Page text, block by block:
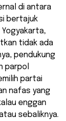
di antara
bertajuk
Yogyakarta,
tidak ada
pendukung
parpol
partai
nafas yang
enggan
sebaliknya.